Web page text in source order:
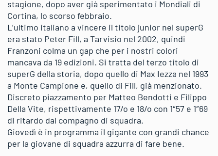
stagione, dopo aver già sperimentato i Mondiali di
Cortina, lo scorso febbraio.
L’ultimo italiano a vincere il titolo junior nel superG
era stato Peter Fill, a Tarvisio nel 2002, quindi
Franzoni colma un gap che per i nostri colori
mancava da 19 edizioni. Si tratta del terzo titolo di
superG della storia, dopo quello di Max Iezza nel 1993
a Monte Campione e, quello di Fill, già menzionato.
Discreto piazzamento per Matteo Bendotti e Filippo
Della Vite, rispettivamente 17/o e 18/o con 1″57 e 1″69
di ritardo dal compagno di squadra.
Giovedì è in programma il gigante con grandi chance
per la giovane di squadra azzurra di fare bene.